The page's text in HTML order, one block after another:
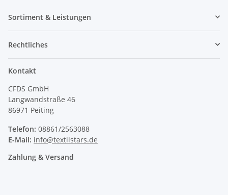
Sortiment & Leistungen
Rechtliches
Kontakt
CFDS GmbH
Langwandstraße 46
86971 Peiting
Telefon: 08861/2563088
E-Mail: info@textilstars.de
Zahlung & Versand